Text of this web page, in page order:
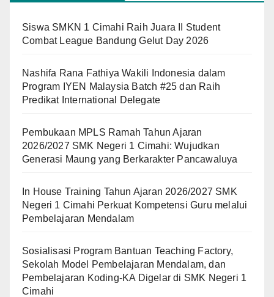
Siswa SMKN 1 Cimahi Raih Juara II Student
Combat League Bandung Gelut Day 2026
Nashifa Rana Fathiya Wakili Indonesia dalam
Program IYEN Malaysia Batch #25 dan Raih
Predikat International Delegate
Pembukaan MPLS Ramah Tahun Ajaran
2026/2027 SMK Negeri 1 Cimahi: Wujudkan
Generasi Maung yang Berkarakter Pancawaluya
In House Training Tahun Ajaran 2026/2027 SMK
Negeri 1 Cimahi Perkuat Kompetensi Guru melalui
Pembelajaran Mendalam
Sosialisasi Program Bantuan Teaching Factory,
Sekolah Model Pembelajaran Mendalam, dan
Pembelajaran Koding-KA Digelar di SMK Negeri 1
Cimahi